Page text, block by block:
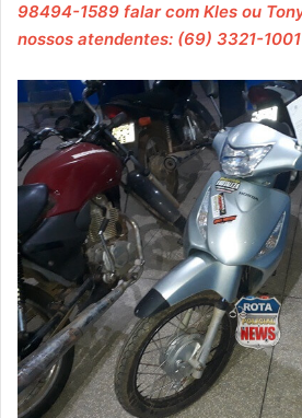
98494-1589 falar com Kles ou
nossos atendentes: (69) 3321-